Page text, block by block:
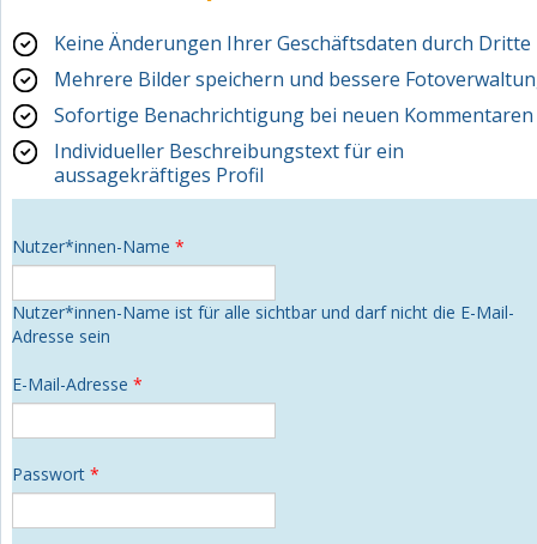
Keine Änderungen Ihrer Geschäftsdaten durch Dritte
Mehrere Bilder speichern und bessere
Sofortige Benachrichtigung bei neuen Kommentaren
Individueller Beschreibungstext für ein
aussagekräftiges Profil
Nutzer*innen-Name *
Nutzer*innen-Name ist für alle sichtbar und darf nicht die E-Mail-
Adresse sein
E-Mail-Adresse *
Passwort *